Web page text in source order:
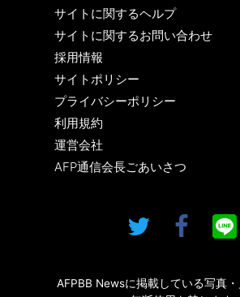
サイトに関するヘルプ
サイトに関するお問い合わせ
採用情報
サイトポリシー
プライバシーポリシー
利用規約
運営会社
AFP通信会長ごあいさつ
AFPBB Newsに掲載している写真